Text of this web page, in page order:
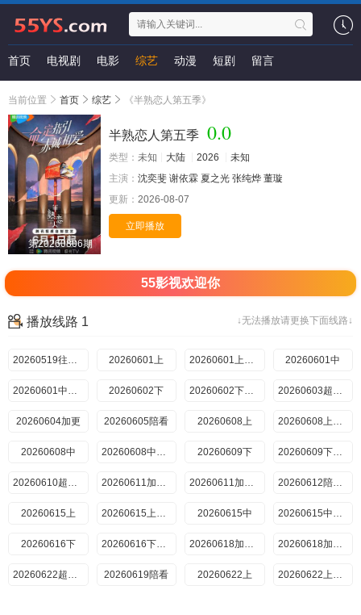
首页 电视剧 电影 综艺 动漫 短剧 留言
当前位置 首页 综艺 《半熟恋人第五季》
第20260806期
半熟恋人第五季 0.0
类型： 未知 大陆 2026
未知
主演： 沈奕斐 谢依霖 夏之光 张纯烨 董璇
更新： 2026-08-07
立即播放
55影视欢迎你
↓无法播放请更换下面线路↓
播放线路 1
20260519往季回顾 20260601上 20260601上纯享 20260601中
20260601中纯享 20260602下 20260602下纯享 20260603超前彩蛋
20260604加更 20260605陪看 20260608上 20260608上纯享
20260608中 20260608中纯享 20260609下 20260609下纯享
20260610超前彩蛋 20260611加更上 20260611加更下 20260612陪看上
20260615上 20260615上纯享 20260615中 20260615中纯享
20260616下 20260616下纯享 20260618加更上 20260618加更下
20260622超前彩蛋 20260619陪看 20260622上 20260622上纯享